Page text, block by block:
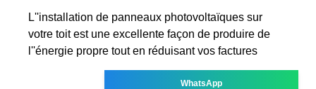
L''installation de panneaux photovoltaïques sur
votre toit est une excellente façon de produire de
l''énergie propre tout en réduisant vos factures
WhatsApp